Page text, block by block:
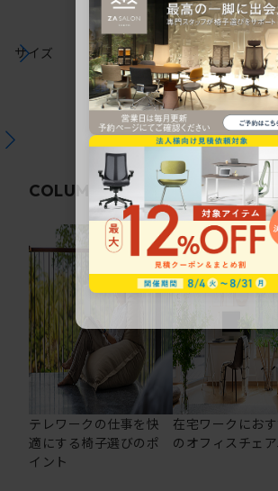
サイズ
シ
COLUMN 関連コラム
テレワークの仕事を快
適にする椅子選びのポ
イント
在宅ワークにお
のオフィスチェ